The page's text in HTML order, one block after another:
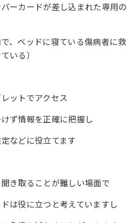
バーカードが差し込まれた専用の
で、ベッドに寝ている傷病者に救
いる）
ットでアクセス
ず情報を正確に把握し
などに役立てます
き取ることが難しい場面で
は役に立つと考えていますし